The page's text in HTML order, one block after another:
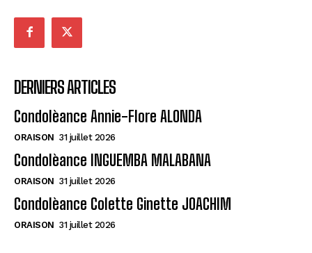
DERNIERS ARTICLES
Condolèance Annie-Flore ALONDA
ORAISON 31 juillet 2026
Condolèance INGUEMBA MALABANA
ORAISON 31 juillet 2026
Condolèance Colette Ginette JOACHIM
ORAISON 31 juillet 2026